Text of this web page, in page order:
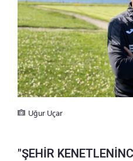
Uğur Uçar
"ŞEHİR